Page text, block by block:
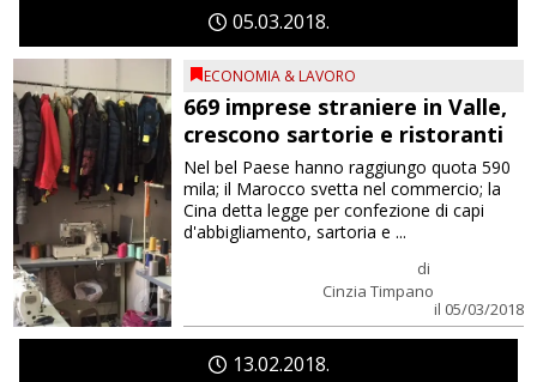
0503 2018
ECONOMIA & LAVORO
669 imprese straniere in Valle,
crescono sartorie e ristoranti
di
Cinzia Timpano
il 05/03/2018
Nel bel Paese hanno raggiungo quota 590
mila; il Marocco svetta nel commercio; la
Cina detta legge per confezione di capi
d'abbigliamento, sartoria e ...
1302 2018